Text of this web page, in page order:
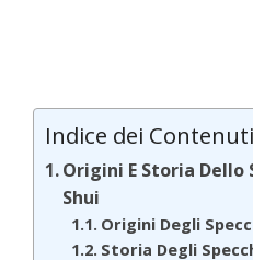
Indice dei Contenuti
Origini E Storia Dello
Shui
Origini Degli
Storia Degli